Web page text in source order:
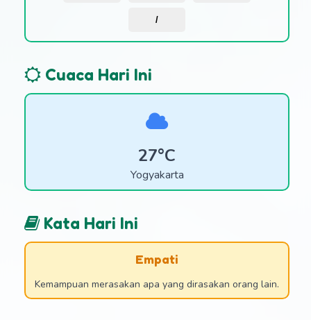
/
Cuaca Hari Ini
27°C
Yogyakarta
Kata Hari Ini
Empati
Kemampuan merasakan apa yang dirasakan orang lain.